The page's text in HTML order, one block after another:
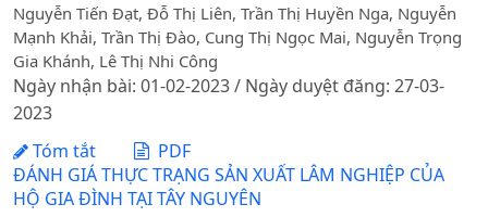
Nguyễn Tiến Đạt, Đỗ Thị Liên, Trần Thị Huyền Nga, Nguyễn
Mạnh Khải, Trần Thị Đào, Cung Thị Ngọc Mai, Nguyễn Trọng
Gia Khánh, Lê Thị Nhi Công
Ngày nhận bài: 01-02-2023 / Ngày duyệt đăng: 27-03-
2023
Tóm tắt
PDF
ĐÁNH GIÁ THỰC TRẠNG SẢN XUẤT LÂM NGHIỆP CỦA
HỘ GIA ĐÌNH TẠI TÂY NGUYÊN